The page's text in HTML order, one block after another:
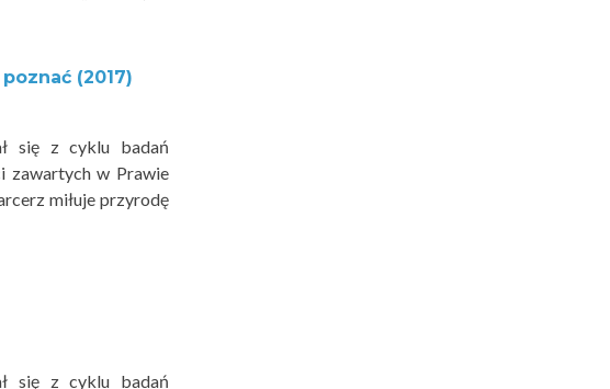
(2017)
się z cyklu badań
zawartych w Prawie
miłuje przyrodę
się z cyklu badań